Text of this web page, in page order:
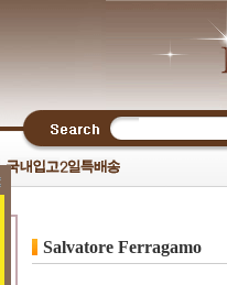
Salvatore Ferragamo